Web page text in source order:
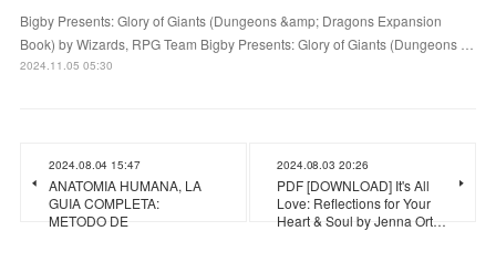
Bigby Presents: Glory of Giants (Dungeons &amp; Dragons Expansion
Book) by Wizards, RPG Team Bigby Presents: Glory of Giants (Dungeons …
2024.11.05 05:30
2024.08.04 15:47
ANATOMIA HUMANA, LA
GUIA COMPLETA:
METODO DE
2024.08.03 20:26
PDF [DOWNLOAD] It's All
Love: Reflections for Your
Heart & Soul by Jenna Ort…